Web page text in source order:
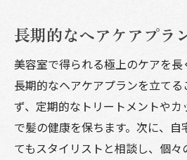
長期的なヘアケアプラ
美容室で得られる極上のケアを長
長期的なヘアケアプランを立てる
ず、定期的なトリートメントやカ
で髪の健康を保ちます。次に、
てもスタイリストと相談し、個